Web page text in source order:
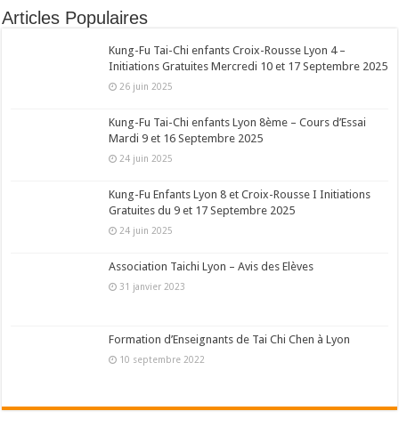
Articles Populaires
Kung-Fu Tai-Chi enfants Croix-Rousse Lyon 4 –
Initiations Gratuites Mercredi 10 et 17 Septembre 2025
26 juin 2025
Kung-Fu Tai-Chi enfants Lyon 8ème – Cours d’Essai
Mardi 9 et 16 Septembre 2025
24 juin 2025
Kung-Fu Enfants Lyon 8 et Croix-Rousse I Initiations
Gratuites du 9 et 17 Septembre 2025
24 juin 2025
Association Taichi Lyon – Avis des Elèves
31 janvier 2023
Formation d’Enseignants de Tai Chi Chen à Lyon
10 septembre 2022